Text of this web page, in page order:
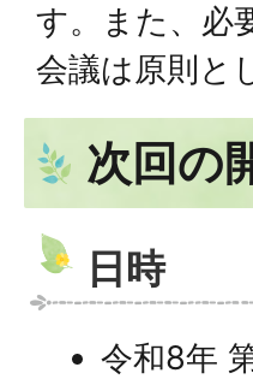
す。また、必
会議は原則と
次回の
日時
令和8年